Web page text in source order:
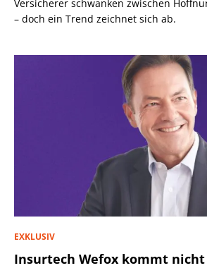
Versicherer schwanken zwischen
– doch ein Trend zeichnet sich ab.
EXKLUSIV
Insurtech Wefox kommt nicht